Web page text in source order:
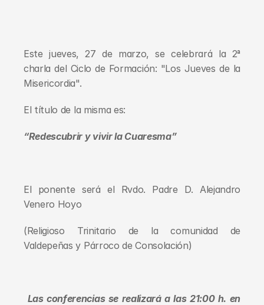
Este jueves, 27 de marzo, se celebrará la 2ª
charla del Ciclo de Formación: "Los Jueves de la
Misericordia".
El título de la misma es:
“Redescubrir y vivir la Cuaresma”
El ponente será el Rvdo. Padre D. Alejandro
Venero Hoyo
(Religioso Trinitario de la comunidad de
Valdepeñas y Párroco de Consolación)
Las conferencias se realizará a las 21:00 h. en